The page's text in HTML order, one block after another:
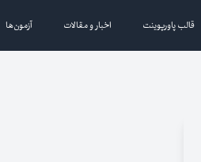
قالب پاورپوینت اخبار و مقالات آزمون‌ها